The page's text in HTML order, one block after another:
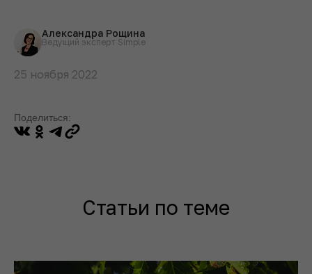
Александра Рощина
Ведущий эксперт Simple
25 ноября 2022
Поделиться:
Статьи по теме